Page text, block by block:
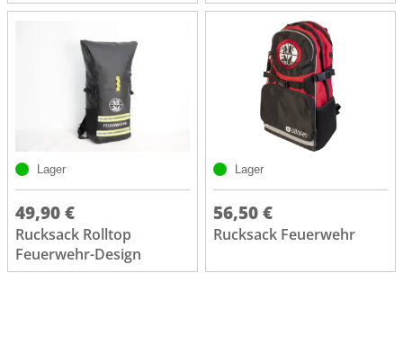
Lager
49,90 €
Rucksack Rolltop
Feuerwehr-Design
Lager
56,50 €
Rucksack Feuerwehr